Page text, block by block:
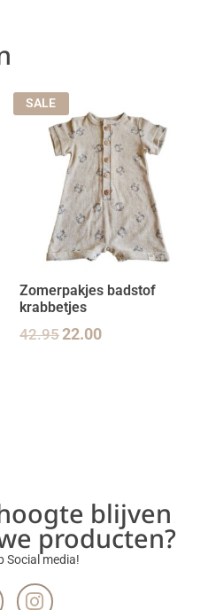
SALE
Zomerpakjes badstof
krabbetjes
42.9522.00
blijven
producten?
Social media!